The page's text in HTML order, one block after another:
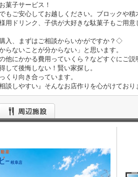
菓子サービス！
もご安心してお越しください。ブロックや
用ドリンク、子供が大好きな駄菓子もご用意
入、まずはご相談からいかがですか？◇
らないことが分からない」と思います。
他にかかる費用っていくら？などすぐにご説
して後悔しない！賢い家探し。
くり向き合っています。
談しやすい』そんなお店作りを心がけており